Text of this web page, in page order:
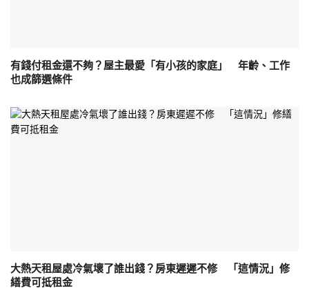
有錢付租金還不夠？屋主最愛「有小孩的家庭」 年齡、工作
也成篩選條件
大熱天租屋處冷氣壞了誰出錢？房東遲遲不修 「這情況」修
繕費可抵租金